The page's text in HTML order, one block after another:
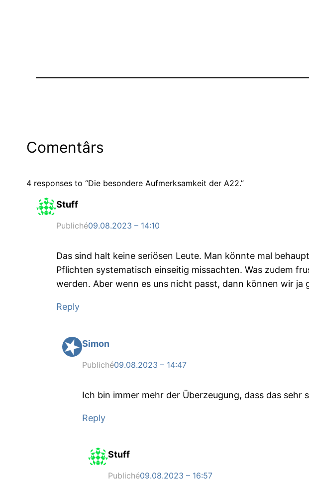
Comentârs
4 responses to “Die besondere Aufmerksamkeit der A22.”
Stuff
Publiché09.08.2023 – 14:10
Das sind halt keine seriösen Leute. Man könnte mal
Pflichten systematisch einseitig missachten. Was zudem
werden. Aber wenn es uns nicht passt, dann können wir ja
Reply
Simon
Publiché09.08.2023 – 14:47
Ich bin immer mehr der Überzeugung, dass das sehr
Reply
Stuff
Publiché09.08.2023 – 16:57